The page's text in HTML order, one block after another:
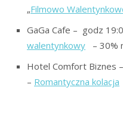
„Filmowo
GaGa Cafe – godz
walentynkowy – 30%
Hotel Comfort Biznes
– Romantyczna kolacja